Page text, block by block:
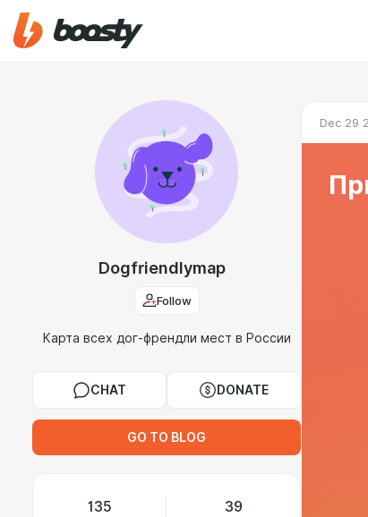
Dogfriendlymap
Follow
Карта всех дог-френдли мест в России
CHAT DONATE
GO TO BLOG
135 39
Dec 29